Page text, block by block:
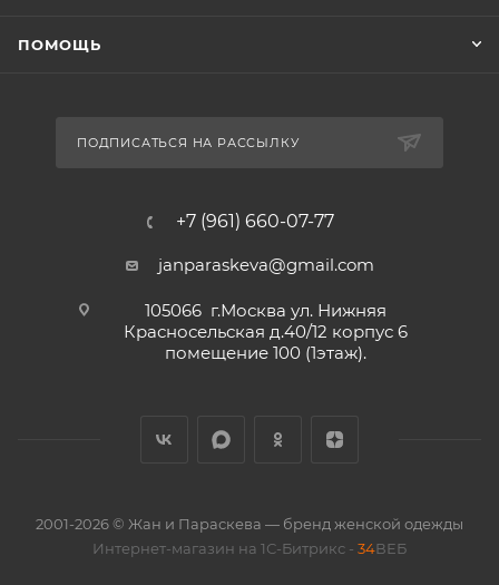
ПОМОЩЬ
ПОДПИСАТЬСЯ НА РАССЫЛКУ
+7 (961) 660-07-77
janparaskeva@gmail.com
105066 г.Москва ул. Нижняя
Красносельская д.40/12 корпус 6
помещение 100 (1этаж).
2001-2026 © Жан и Параскева — бренд женской одежды
Интернет-магазин на 1С-Битрикс - 34ВЕБ